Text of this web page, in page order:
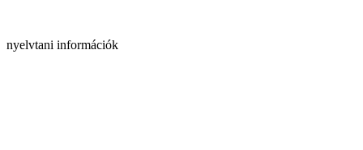
nyelvtani információk